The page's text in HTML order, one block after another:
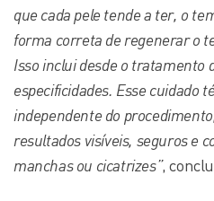
que cada pele tende a ter, o
forma correta de regenerar o
Isso inclui desde o tratamento
especificidades. Esse cuidado
independente do
resultados visíveis, seguros e
manchas ou cicatrizes”,